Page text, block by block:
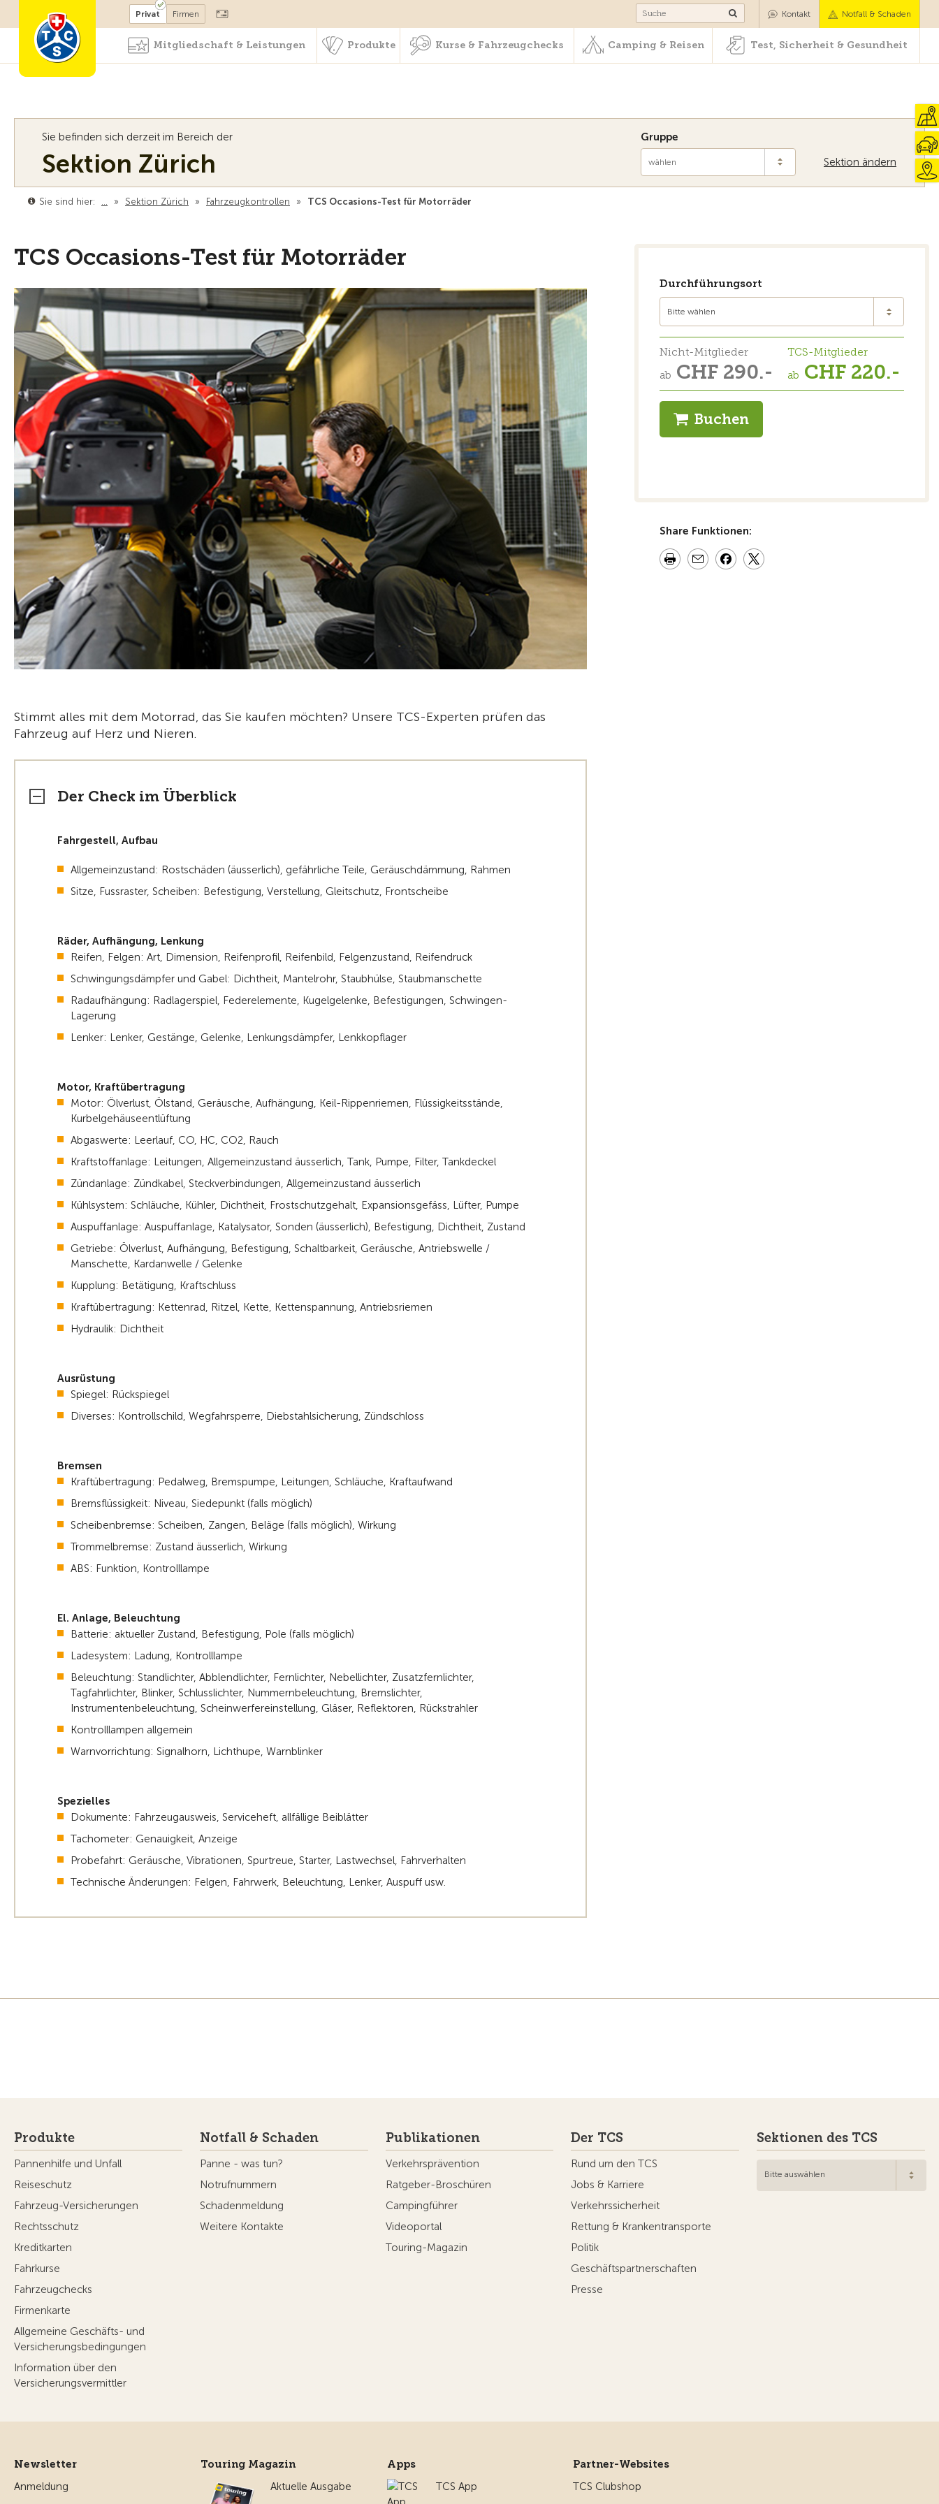
Mitglied werden Camping & Reisen Test, Sicherheit & Gesundheit
Privat Firmen Kontakt Notfall & Schaden
Mitgliedschaft & Leistungen Produkte Kurse & Fahrzeugchecks Camping & Reisen Test, Sicherheit & Gesundheit
Sie befinden sich derzeit im Bereich der
Sektion Zürich Sektion ändern
Gruppe
wählen
Sie sind hier: … » Sektion Zürich » Fahrzeugkontrollen » TCS Occasions-Test für Motorräder
TCS Occasions-Test für Motorräder
Stimmt alles mit dem Motorrad, das Sie kaufen möchten? Unsere TCS-Experten prüfen das
Fahrzeug auf Herz und Nieren.
Der Check im Überblick
Fahrgestell, Aufbau
Allgemeinzustand: Rostschäden (äusserlich), gefährliche Teile, Geräuschdämmung, Rahmen
Sitze, Fussraster, Scheiben: Befestigung, Verstellung, Gleitschutz, Frontscheibe
Räder, Aufhängung, Lenkung
Reifen, Felgen: Art, Dimension, Reifenprofil, Reifenbild, Felgenzustand, Reifendruck
Schwingungsdämpfer und Gabel: Dichtheit, Mantelrohr, Staubhülse, Staubmanschette
Radaufhängung: Radlagerspiel, Federelemente, Kugelgelenke, Befestigungen, Schwingen-
Lagerung
Lenker: Lenker, Gestänge, Gelenke, Lenkungsdämpfer, Lenkkopflager
Motor, Kraftübertragung
Motor: Ölverlust, Ölstand, Geräusche, Aufhängung, Keil-Rippenriemen, Flüssigkeitsstände,
Kurbelgehäuseentlüftung
Abgaswerte: Leerlauf, CO, HC, CO2, Rauch
Kraftstoffanlage: Leitungen, Allgemeinzustand äusserlich, Tank, Pumpe, Filter, Tankdeckel
Zündanlage: Zündkabel, Steckverbindungen, Allgemeinzustand äusserlich
Kühlsystem: Schläuche, Kühler, Dichtheit, Frostschutzgehalt, Expansionsgefäss, Lüfter, Pumpe
Auspuffanlage: Auspuffanlage, Katalysator, Sonden (äusserlich), Befestigung, Dichtheit, Zustand
Getriebe: Ölverlust, Aufhängung, Befestigung, Schaltbarkeit, Geräusche, Antriebswelle /
Manschette, Kardanwelle / Gelenke
Kupplung: Betätigung, Kraftschluss
Kraftübertragung: Kettenrad, Ritzel, Kette, Kettenspannung, Antriebsriemen
Hydraulik: Dichtheit
Ausrüstung
Spiegel: Rückspiegel
Diverses: Kontrollschild, Wegfahrsperre, Diebstahlsicherung, Zündschloss
Bremsen
Kraftübertragung: Pedalweg, Bremspumpe, Leitungen, Schläuche, Kraftaufwand
Bremsflüssigkeit: Niveau, Siedepunkt (falls möglich)
Scheibenbremse: Scheiben, Zangen, Beläge (falls möglich), Wirkung
Trommelbremse: Zustand äusserlich, Wirkung
ABS: Funktion, Kontrolllampe
El. Anlage, Beleuchtung
Batterie: aktueller Zustand, Befestigung, Pole (falls möglich)
Ladesystem: Ladung, Kontrolllampe
Beleuchtung: Standlichter, Abblendlichter, Fernlichter, Nebellichter, Zusatzfernlichter,
Tagfahrlichter, Blinker, Schlusslichter, Nummernbeleuchtung, Bremslichter,
Instrumentenbeleuchtung, Scheinwerfereinstellung, Gläser, Reflektoren, Rückstrahler
Kontrolllampen allgemein
Warnvorrichtung: Signalhorn, Lichthupe, Warnblinker
Spezielles
Dokumente: Fahrzeugausweis, Serviceheft, allfällige Beiblätter
Tachometer: Genauigkeit, Anzeige
Probefahrt: Geräusche, Vibrationen, Spurtreue, Starter, Lastwechsel, Fahrverhalten
Technische Änderungen: Felgen, Fahrwerk, Beleuchtung, Lenker, Auspuff usw.
Durchführungsort
Bitte wählen
Nicht-Mitglieder
ab CHF 290.-
TCS-Mitglieder
ab CHF 220.-
Buchen
Share Funktionen:
Produkte
Pannenhilfe und Unfall
Reiseschutz
Fahrzeug-Versicherungen
Rechtsschutz
Kreditkarten
Fahrkurse
Fahrzeugchecks
Firmenkarte
Allgemeine Geschäfts- und
Versicherungsbedingungen
Information über den
Versicherungsvermittler
Notfall & Schaden
Panne - was tun?
Notrufnummern
Schadenmeldung
Weitere Kontakte
Publikationen
Verkehrsprävention
Ratgeber-Broschüren
Campingführer
Videoportal
Touring-Magazin
Der TCS
Rund um den TCS
Jobs & Karriere
Verkehrssicherheit
Rettung & Krankentransporte
Politik
Geschäftspartnerschaften
Presse
Sektionen des TCS
Bitte auswählen
Newsletter
Anmeldung
Touring Magazin
Aktuelle Ausgabe
Apps
TCS App
Partner-Websites
TCS Clubshop